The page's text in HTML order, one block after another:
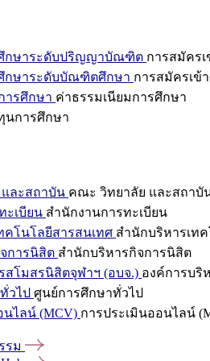
กษาระดับปริญญาบัณฑิต การสมัคร
กษาระดับบัณฑิตศึกษา การสมัครเข้
ารศึกษา ค่าธรรมเนียมการศึกษา
นการศึกษา
ละสถาบัน คณะ วิทยาลัย และสถาบั
ะเบียน สำนักงานการทะเบียน
คโนโลยีสารสนเทศ สำนักบริหารเท
การนิสิต สำนักบริหารกิจการนิสิต
สโมสรนิสิตจุฬาฯ (อบจ.) องค์การบริ
วไป ศูนย์การศึกษาทั่วไป
นไลน์ (MCV) การประเมินออนไลน์
รม